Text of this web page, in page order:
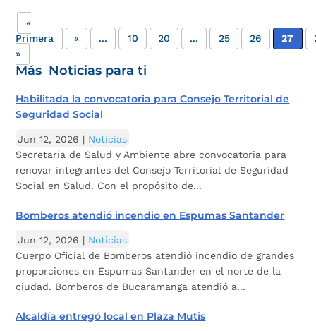
«
Primera
« ... 10 20 ... 25 26 27
»
Más Noticias para ti
Habilitada la convocatoria para Consejo Territorial de
Seguridad Social
Jun 12, 2026 | Noticias
Secretaría de Salud y Ambiente abre convocatoria para
renovar integrantes del Consejo Territorial de Seguridad
Social en Salud. Con el propósito de...
Bomberos atendió incendio en Espumas Santander
Jun 12, 2026 | Noticias
Cuerpo Oficial de Bomberos atendió incendio de grandes
proporciones en Espumas Santander en el norte de la
ciudad. Bomberos de Bucaramanga atendió a...
Alcaldía entregó local en Plaza Mutis